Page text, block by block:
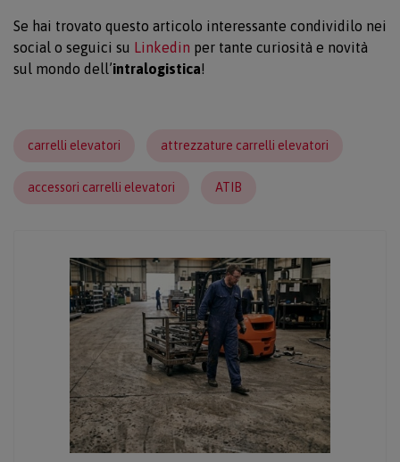
Se hai trovato questo articolo interessante condividilo nei
social o seguici su Linkedin per tante curiosità e novità
sul mondo dell’intralogistica!
carrelli elevatori attrezzature carrelli elevatori
accessori carrelli elevatori ATIB